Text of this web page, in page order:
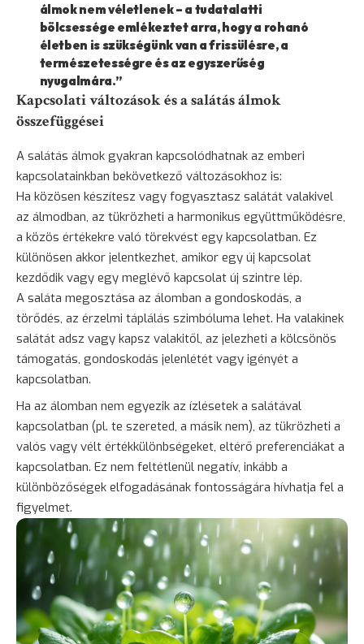
álmok nem véletlenek – a tudatalatti
bölcsessége emlékeztet arra, hogy a rohanó
életben is szükségünk van a frissülésre, a
természetességre és az egyszerűség
nyugalmára.”
Kapcsolati változások és a salátás álmok
összefüggései
A salátás álmok gyakran kapcsolódhatnak az emberi
kapcsolatainkban bekövetkező változásokhoz is:
Ha közösen készítesz vagy fogyasztasz salátát valakivel
az álmodban, az tükrözheti a harmonikus együttműködésre,
a közös értékekre való törekvést egy kapcsolatban. Ez
különösen akkor jelentkezhet, amikor egy új kapcsolat
kezdődik vagy egy meglévő kapcsolat új szintre lép.
A saláta megosztása az álomban a gondoskodás, a
törődés, az érzelmi táplálás szimbóluma lehet. Ha valakinek
salátát adsz vagy kapsz valakitől, az jelezheti a kölcsönös
támogatás, gondoskodás jelenlétét vagy igényét a
kapcsolatban.
Ha az álomban nem egyezik az ízlésetek a salátával
kapcsolatban (pl. te szereted, a másik nem), az tükrözheti a
valós vagy vélt értékkülönbségeket, eltérő preferenciákat a
kapcsolatban. Ez nem feltétlenül negatív, inkább a
különbözőségek elfogadásának fontosságára hívhatja fel a
figyelmet.